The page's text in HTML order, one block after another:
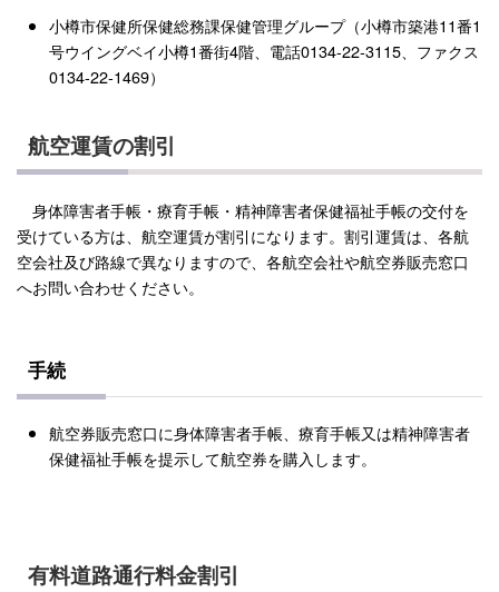
小樽市保健所保健総務課保健管理グループ（小樽市築港11番1
号ウイングベイ小樽1番街4階、電話0134-22-3115、ファクス
0134-22-1469）
航空運賃の割引
身体障害者手帳・療育手帳・精神障害者保健福祉手帳の交付を
受けている方は、航空運賃が割引になります。割引運賃は、各航
空会社及び路線で異なりますので、各航空会社や航空券販売窓口
へお問い合わせください。
手続
航空券販売窓口に身体障害者手帳、療育手帳又は精神障害者
保健福祉手帳を提示して航空券を購入します。
有料道路通行料金割引